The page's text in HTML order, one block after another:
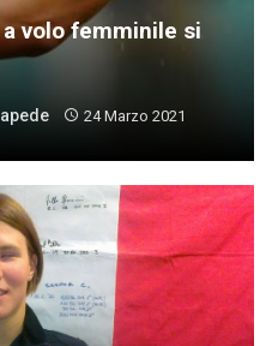
volo femminile si
24 Marzo 2021